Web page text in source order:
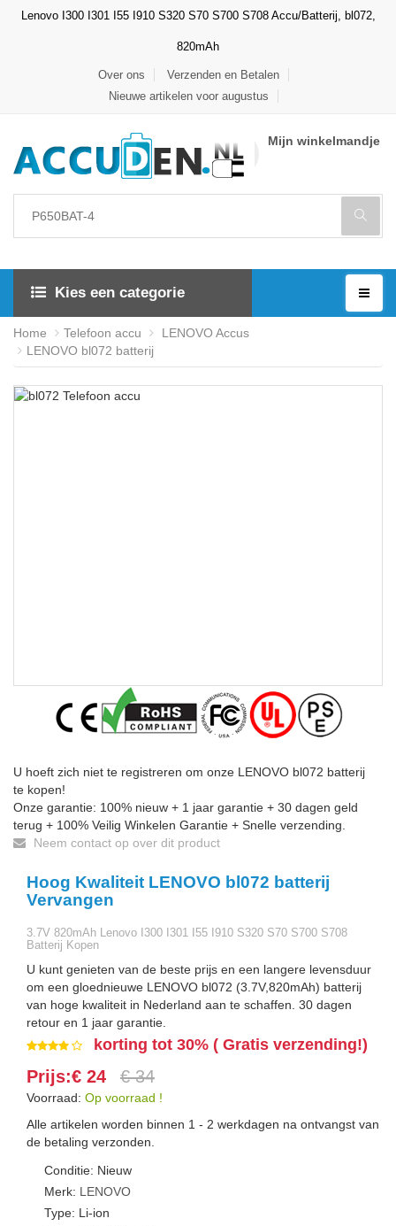
Lenovo I300 I301 I55 I910 S320 S70 S700 S708 Accu/Batterij, bl072,
820mAh
Over ons
Verzenden en Betalen
Nieuwe artikelen voor augustus
Mijn winkelmandje
Kies een categorie
Home Telefoon accu
LENOVO Accus
LENOVO bl072 batterij
U hoeft zich niet te registreren om onze LENOVO bl072 batterij
te kopen!
Onze garantie: 100% nieuw + 1 jaar garantie + 30 dagen geld
terug + 100% Veilig Winkelen Garantie + Snelle verzending.
Neem contact op over dit product
Hoog Kwaliteit LENOVO bl072 batterij
Vervangen
3.7V 820mAh Lenovo I300 I301 I55 I910 S320 S70 S700 S708
Batterij Kopen
U kunt genieten van de beste prijs en een langere levensduur
om een gloednieuwe LENOVO bl072 (3.7V,820mAh) batterij
van hoge kwaliteit in Nederland aan te schaffen. 30 dagen
retour en 1 jaar garantie.
korting tot 30% ( Gratis verzending!)
Prijs:€ 24 € 34
Voorraad: Op voorraad !
Alle artikelen worden binnen 1 - 2 werkdagen na ontvangst van
de betaling verzonden.
Conditie: Nieuw
Merk: LENOVO
Type: Li-ion